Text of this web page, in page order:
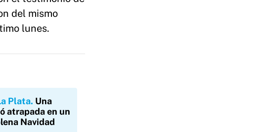
del mismo
lunes.
Plata Una
atrapada en un
Navidad